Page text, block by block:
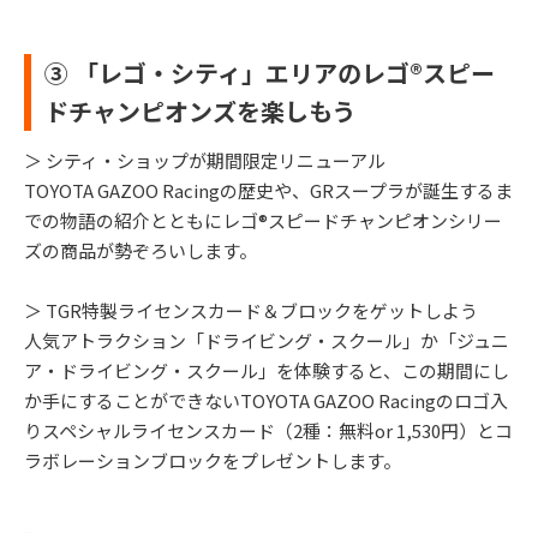
③ 「レゴ・シティ」エリアのレゴ®スピー
ドチャンピオンズを楽しもう
＞ シティ・ショップが期間限定リニューアル
TOYOTA GAZOO Racingの歴史や、GRスープラが誕生するま
での物語の紹介とともにレゴ®スピードチャンピオンシリー
ズの商品が勢ぞろいします。
＞ TGR特製ライセンスカード＆ブロックをゲットしよう
人気アトラクション「ドライビング・スクール」か「ジュニ
ア・ドライビング・スクール」を体験すると、この期間にし
か手にすることができないTOYOTA GAZOO Racingのロゴ入
りスペシャルライセンスカード（2種：無料or 1,530円）とコ
ラボレーションブロックをプレゼントします。